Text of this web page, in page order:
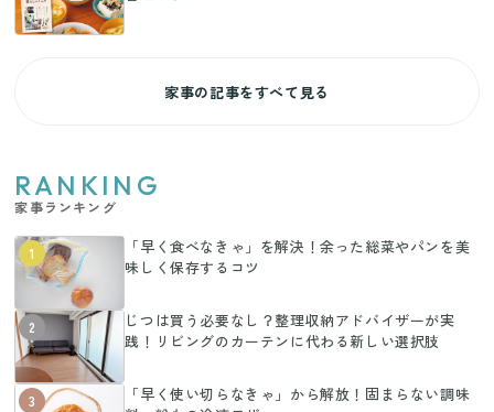
家事の記事をすべて見る
RANKING
家事ランキング
1
「早く食べなきゃ」を解決！余った総菜やパンを美
味しく保存するコツ
2
じつは買う必要なし？整理収納アドバイザーが実
践！リビングのカーテンに代わる新しい選択肢
3
「早く使い切らなきゃ」から解放！固まらない調味